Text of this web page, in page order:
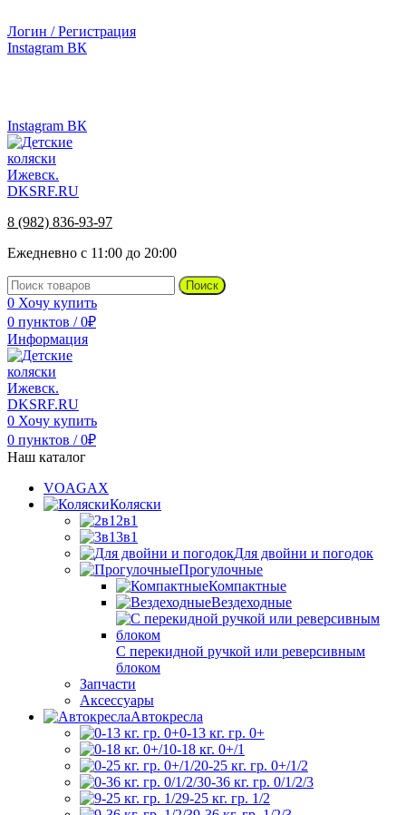
Логин / Регистрация
Instagram ВК
Instagram ВК
8 (982) 836-93-97
Ежедневно с 11:00 до 20:00
Поиск
0 Хочу купить
0 пунктов / 0₽
Информация
0 Хочу купить
0 пунктов / 0₽
Наш каталог
VOAGAX
Коляски
2в1
3в1
Для двойни и погодок
Прогулочные
Компактные
Вездеходные
С перекидной ручкой или реверсивным
блоком
Запчасти
Аксессуары
Автокресла
0-13 кг. гр. 0+
0-18 кг. 0+/1
0-25 кг. гр. 0+/1/2
0-36 кг. гр. 0/1/2/3
9-25 кг. гр. 1/2